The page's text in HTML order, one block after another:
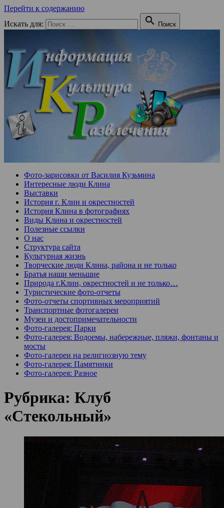
Перейти к содержанию
Искать для:
 Поиск
Фото-зарисовки от Василия Кузьмина
Интересные люди Клина
Выставки
История г. Клин и окрестностей
История Клина в фотографиях
Виды Клина и окрестностей
Полезные ссылки
О нас
Структура сайта
Культурная жизнь
Творческие люди Клина, района и не только
Братья наши меньшие
Природа г.Клин, окрестностей и не только…
Туристические фото-отчеты
Фото-отчеты спортивных мероприятий
Транспортные фотогалереи
Музеи и достопримечательности
Фото-галерея: Парки
Фото-галерея: Водоемы, набережные, пляжи, фонтаны и
мосты
Фото-галереи на религиозную тему
Фото-галерея: Памятники
Фото-галерея: Разное
Рубрика: Клуб
«Стекольный»